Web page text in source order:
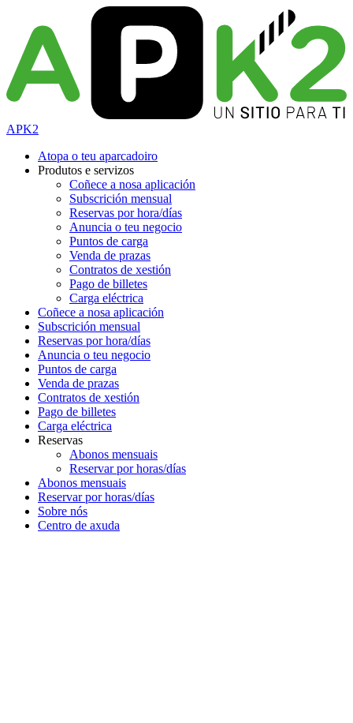
APK2
Atopa o teu aparcadoiro
Produtos e servizos
Coñece a nosa aplicación
Subscrición mensual
Reservas por hora/días
Anuncia o teu negocio
Puntos de carga
Venda de prazas
Contratos de xestión
Pago de billetes
Carga eléctrica
Coñece a nosa aplicación
Subscrición mensual
Reservas por hora/días
Anuncia o teu negocio
Puntos de carga
Venda de prazas
Contratos de xestión
Pago de billetes
Carga eléctrica
Reservas
Abonos mensuais
Reservar por horas/días
Abonos mensuais
Reservar por horas/días
Sobre nós
Centro de axuda